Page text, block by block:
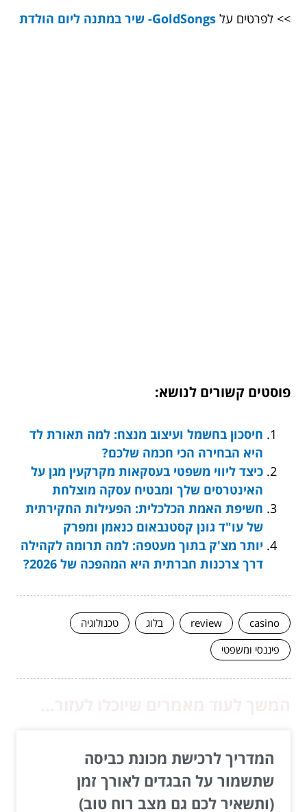
>> לפרטים על GoldSongs- שיר במתנה ליום הולדת
פוסטים קשורים לנושא:
חיסכון בחשמל ועיצוב מנצח: למה תאורת לד
היא הבחירה הכי חכמה שלכם?
כיצד ליווי משפטי בעסקאות מקרקעין מגן על
האינטרסים שלך ומבטיח עסקה מוצלחת
חשיפת האמת הכלכלית: הפעילות החקירתית
של עו"ד גונן קסטנבאום כנאמן ומפרק
יותר מצ'ק בתוך מעטפה: למה תרומה לקהילה
דרך צרכנות חברתית היא המהפכה של 2026?
casino
review בלוג
טכנולוגיה
פיננסי ומשפטי
המדריך לרכישת מכונת כביסה
שתשמור על הבגדים לאורך זמן
(ותשאיר לכם גם מצב רוח טוב)